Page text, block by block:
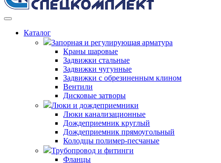
Каталог
Запорная и регулирующая арматура
Краны шаровые
Задвижки стальные
Задвижки чугунные
Задвижки с обрезиненным клином
Вентили
Дисковые затворы
Люки и дождеприемники
Люки канализационные
Дождеприемник круглый
Дождеприемник прямоугольный
Колодцы полимер-песчаные
Трубопровод и фитинги
Фланцы